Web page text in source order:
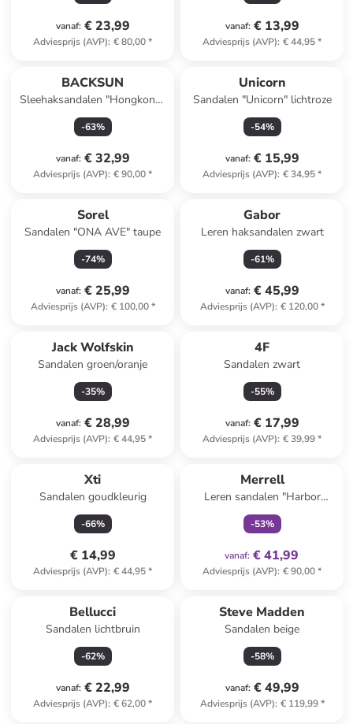
vanaf: € 23,99
Adviesprijs (AVP): € 80,00*
vanaf: € 13,99
Adviesprijs (AVP): € 44,95*
BACKSUN
Sleehaksandalen "Hongkong"
goudkleurig
-63%
vanaf: € 32,99
Adviesprijs (AVP): € 90,00*
Unicorn
Sandalen "Unicorn" lichtroze
-54%
vanaf: € 15,99
Adviesprijs (AVP): € 34,95*
Sorel
Sandalen "ONA AVE" taupe
-74%
vanaf: € 25,99
Adviesprijs (AVP): € 100,00*
Gabor
Leren haksandalen zwart
-61%
vanaf: € 45,99
Adviesprijs (AVP): € 120,00*
Jack Wolfskin
Sandalen groen/oranje
-35%
vanaf: € 28,99
Adviesprijs (AVP): € 44,95*
4F
Sandalen zwart
-55%
vanaf: € 17,99
Adviesprijs (AVP): € 39,99*
Xti
Sandalen goudkleurig
-66%
€ 14,99
Adviesprijs (AVP): € 44,95*
Merrell
Leren sandalen "Harbor
Backstrap" zwart/grijs
-53%
vanaf: € 41,99
Adviesprijs (AVP): € 90,00*
Bellucci
Sandalen lichtbruin
-62%
vanaf: € 22,99
Adviesprijs (AVP): € 62,00*
Steve Madden
Sandalen beige
-58%
vanaf: € 49,99
Adviesprijs (AVP): € 119,99*